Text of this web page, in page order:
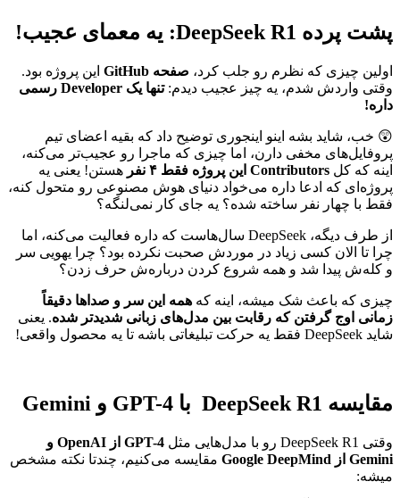
پشت پرده DeepSeek R1: یه معمای عجیب!
اولین چیزی که نظرم رو جلب کرد، صفحه GitHub
این پروژه بود.
وقتی واردش شدم، یه چیز عجیب دیدم:
تنها یک Developer رسمی
داره!
😲 خب، شاید بشه اینو اینجوری توضیح داد که بقیه اعضای تیم
پروفایل‌های مخفی دارن، اما چیزی که ماجرا رو عجیب‌تر می‌کنه،
اینه که کل
هستن! یعنی یه
پروژه‌ای که ادعا داره می‌خواد دنیای هوش مصنوعی رو متحول کنه،
فقط با چهار نفر ساخته شده؟ یه جای کار نمی‌لنگه؟
از طرف دیگه، DeepSeek سال‌هاست که داره فعالیت می‌کنه، اما
چرا تا الان کسی زیاد در موردش صحبت نکرده بود؟ چرا یهویی سر
و کله‌ش پیدا شد و همه شروع کردن درباره‌ش حرف زدن؟
چیزی که باعث شک میشه، اینه که همه این سر و صداها دقیقاً
زمانی اوج گرفتن که رقابت بین مدل‌های زبانی شدیدتر شده. یعنی
شاید DeepSeek فقط یه حرکت تبلیغاتی باشه تا یه محصول واقعی!
مقایسه DeepSeek R1 با GPT-4 و Gemini
وقتی DeepSeek R1 رو با مدل‌هایی مثل
GPT-4 از OpenAI و
Gemini از Google DeepMind
مقایسه می‌کنیم، چندتا نکته مشخص
میشه: